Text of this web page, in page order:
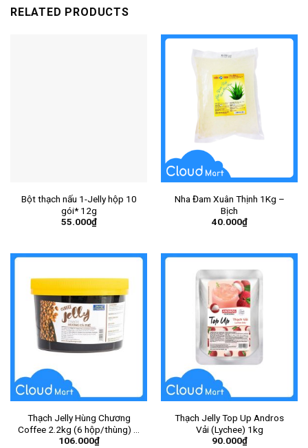
RELATED PRODUCTS
Bột thạch nấu 1-Jelly hộp 10
gói* 12g
55.000₫
Nha Đam Xuân Thịnh 1Kg –
Bịch
40.000₫
Thạch Jelly Hùng Chương
Coffee 2.2kg (6 hộp/thùng) –
Hộp
106.000₫
Thạch Jelly Top Up Andros
Vải (Lychee) 1kg
90.000₫